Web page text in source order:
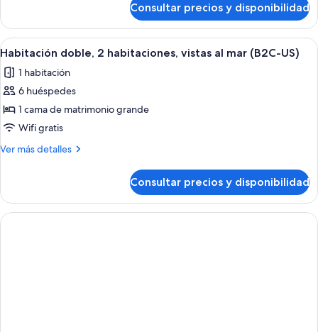
vistas
al
mar
(L)
estándar
doble,
habitaciones
vistas
al
(L)
Consultar precios y disponibilidad
Abrir
todas
las
fotos
de
Habitación
doble,
vistas
al
mar
Habitación de hotel con cama,
2
Habitación doble, 2 habitaciones, vistas al mar (B2C-US)
1 habitación
6 huéspedes
1 cama de matrimonio grande
Wifi gratis
Ver más detalles
Más
doble,
habitaciones,
Consultar precios y disponibilidad